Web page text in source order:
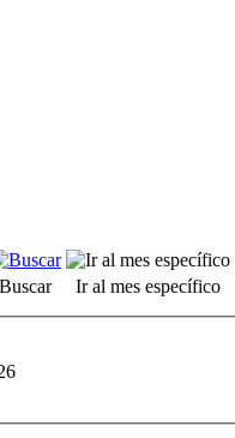
Buscar
Ir al mes específico